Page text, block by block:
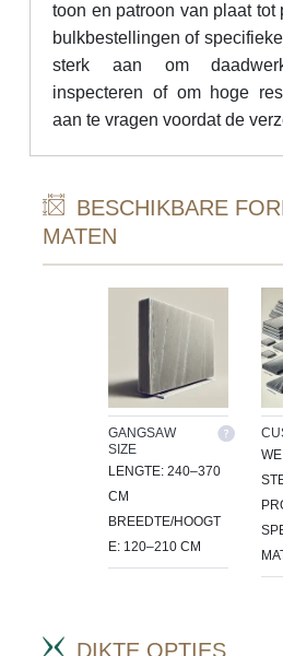
toon en patroon van plaat tot
bulkbestellingen of
sterk aan om
inspecteren of om hoge
aan te vragen voordat de
BESCHIKBARE
MATEN
GANGSAW
SIZE
LENGTE: 240–370
CM
BREEDTE/HOOGT
E: 120–210 CM
DIKTE OPTIES